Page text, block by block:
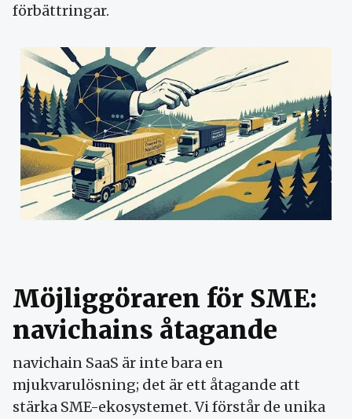
förbättringar.
Möjliggöraren för SME:
navichains åtagande
navichain SaaS är inte bara en
mjukvarulösning; det är ett åtagande att
stärka SME-ekosystemet. Vi förstår de unika